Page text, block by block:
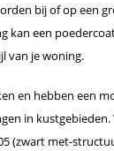
bij of op een
een
van je woning.
en hebben een
in
(zwart met-